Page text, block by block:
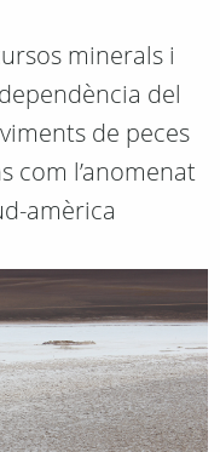
minerals i
del
de peces
com l’anomenat
amèrica